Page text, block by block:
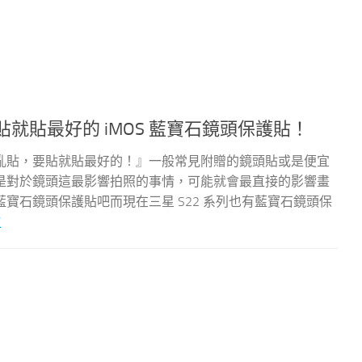
貼最好的 iMOS 藍寶石鏡頭保護貼！
，要貼就貼最好的！』一般常見附贈的鏡頭貼或是便宜
於鏡頭這最影響拍照的事情，可能就會最直接的影響畫
石鏡頭保護貼吧而現在三星 S22 系列也有藍寶石鏡頭保